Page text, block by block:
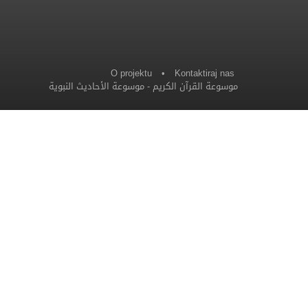
O projektu • Kontaktiraj nas
موسوعة القرآن الكريم -موسوعة الأحاديث النبوية